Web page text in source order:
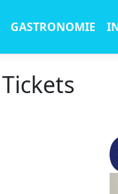
GASTRONOMIE
Tickets